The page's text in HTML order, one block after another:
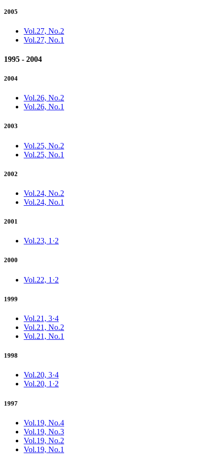
2005
Vol.27, No.2
Vol.27, No.1
1995 - 2004
2004
Vol.26, No.2
Vol.26, No.1
2003
Vol.25, No.2
Vol.25, No.1
2002
Vol.24, No.2
Vol.24, No.1
2001
Vol.23, 1·2
2000
Vol.22, 1·2
1999
Vol.21, 3·4
Vol.21, No.2
Vol.21, No.1
1998
Vol.20, 3·4
Vol.20, 1·2
1997
Vol.19, No.4
Vol.19, No.3
Vol.19, No.2
Vol.19, No.1